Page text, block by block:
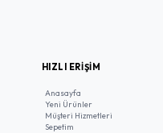
HIZLI ERIŞIM
Anasayfa
Yeni Ürünler
Müşteri Hizmetleri
Sepetim